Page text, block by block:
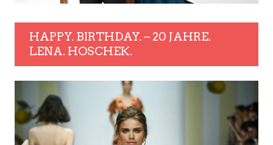
HAPPY. BIRTHDAY. – 20 JAHRE.
LENA. HOSCHEK.